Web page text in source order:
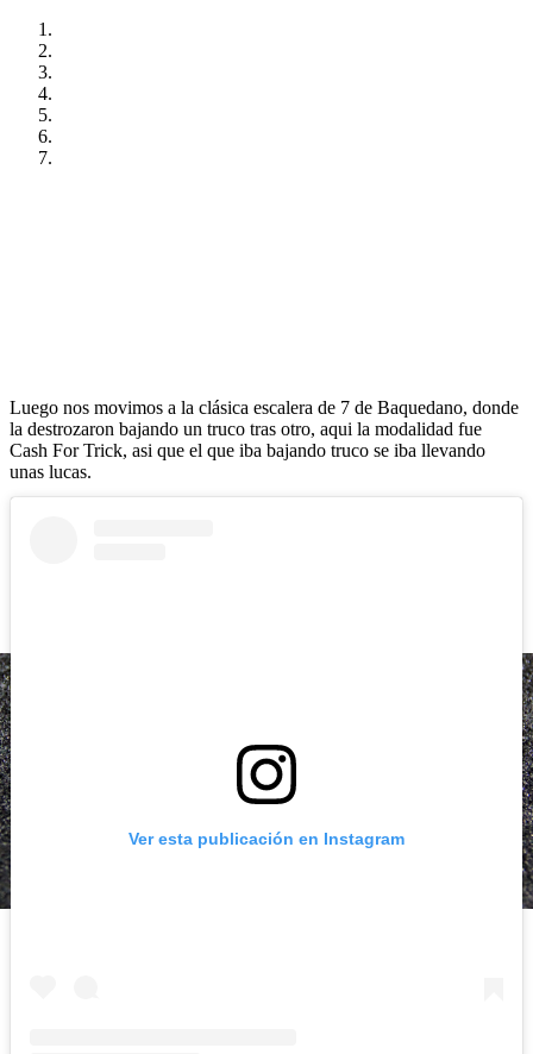
Luego nos movimos a la clásica escalera de 7 de Baquedano, donde
la destrozaron bajando un truco tras otro, aqui la modalidad fue
Cash For Trick, asi que el que iba bajando truco se iba llevando
unas lucas.
Ver esta publicación en Instagram